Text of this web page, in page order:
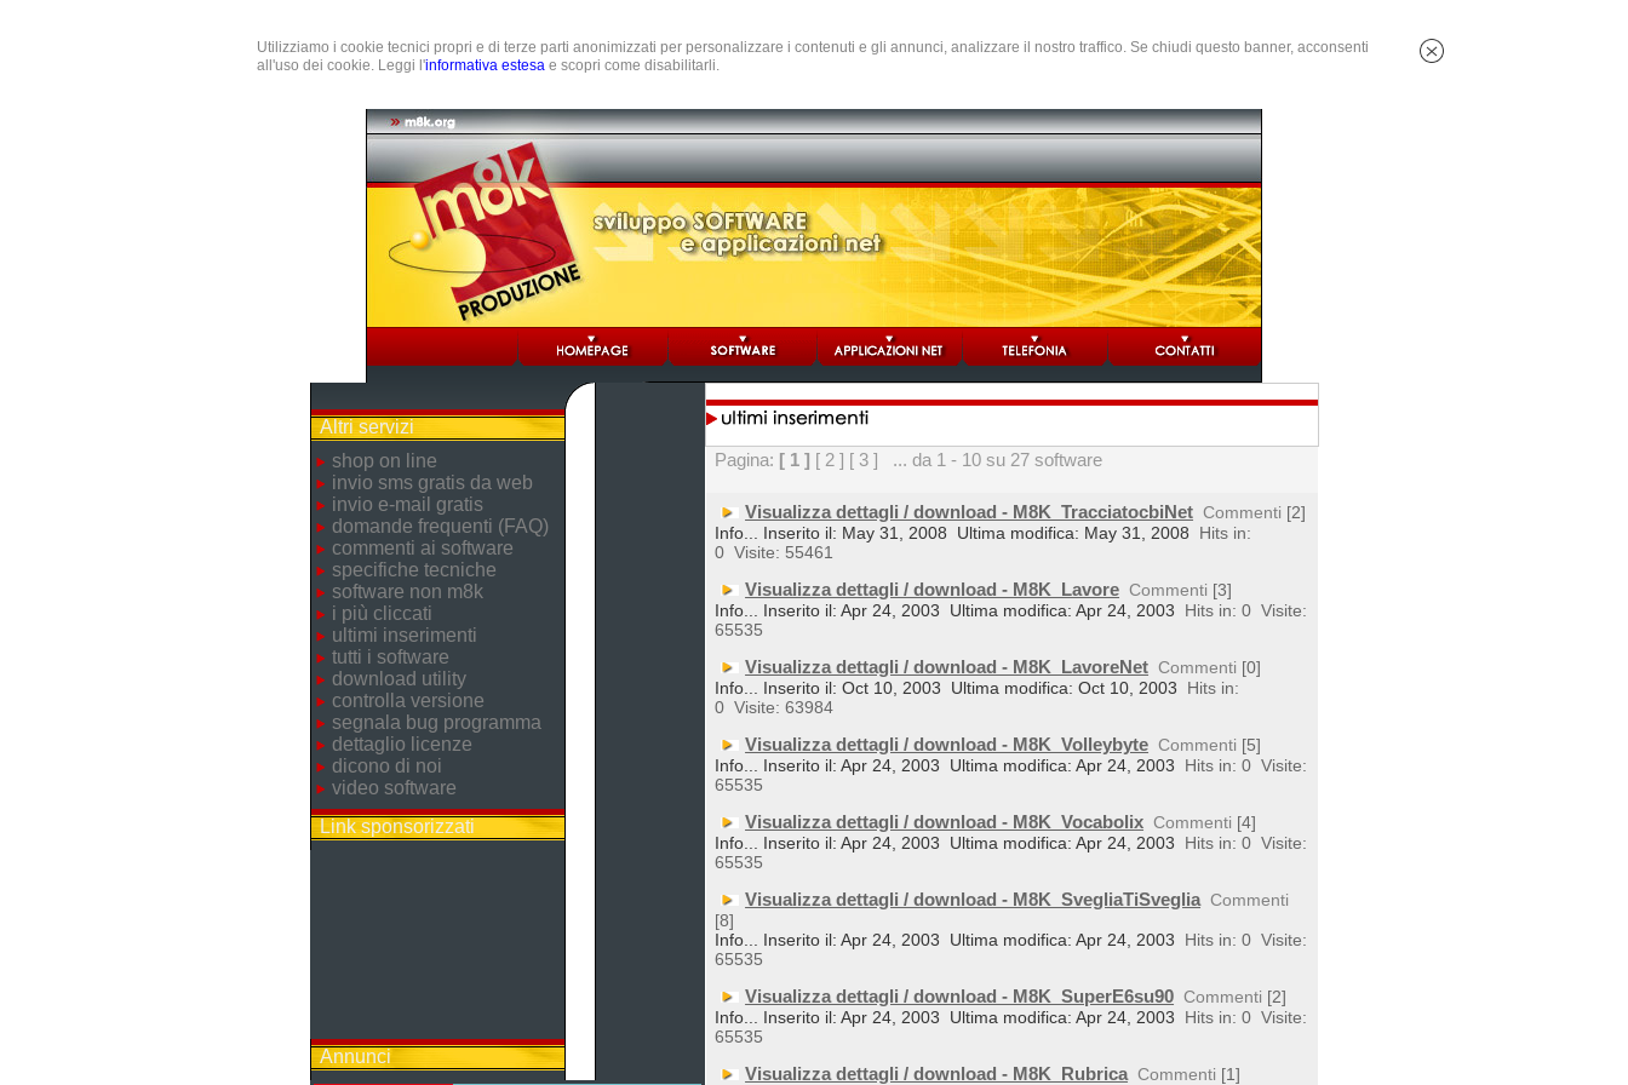
Utilizziamo i cookie tecnici propri e di terze parti anonimizzati per personalizzare i contenuti e gli annunci, analizzare il nostro traffico. Se chiudi questo banner, acconsenti
all'uso dei cookie. Leggi l'informativa estesa e scopri come disabilitarli.
Altri servizi
shop on line
invio sms gratis da web
invio e-mail gratis
domande frequenti (FAQ)
commenti ai software
specifiche tecniche
software non m8k
i più cliccati
ultimi inserimenti
tutti i software
download utility
controlla versione
segnala bug programma
dettaglio licenze
dicono di noi
video software
Link sponsorizzati
Annunci
Pagina: [ 1 ] [ 2 ] [ 3 ] ... da 1 - 10 su 27 software
Visualizza dettagli / download - M8K_TracciatocbiNet Commenti [2]
Info... Inserito il: May 31, 2008
Ultima modifica: May 31, 2008
Hits in:
0 Visite: 55461
Visualizza dettagli / download - M8K_Lavore Commenti [3]
Info... Inserito il: Apr 24, 2003
Ultima modifica: Apr 24, 2003 Hits in: 0 Visite:
65535
Visualizza dettagli / download - M8K_LavoreNet Commenti [0]
Info... Inserito il: Oct 10, 2003
Ultima modifica: Oct 10, 2003
Hits in:
0 Visite: 63984
Visualizza dettagli / download - M8K_Volleybyte Commenti [5]
Info... Inserito il: Apr 24, 2003
Ultima modifica: Apr 24, 2003 Hits in: 0 Visite:
65535
Visualizza dettagli / download - M8K_Vocabolix Commenti [4]
Info... Inserito il: Apr 24, 2003
Ultima modifica: Apr 24, 2003 Hits in: 0 Visite:
65535
Visualizza dettagli / download - M8K_SvegliaTiSveglia Commenti
[8]
Info... Inserito il: Apr 24, 2003
Ultima modifica: Apr 24, 2003 Hits in: 0 Visite:
65535
Visualizza dettagli / download - M8K_SuperE6su90 Commenti [2]
Info... Inserito il: Apr 24, 2003
Ultima modifica: Apr 24, 2003 Hits in: 0 Visite:
65535
Visualizza dettagli / download - M8K_Rubrica Commenti [1]